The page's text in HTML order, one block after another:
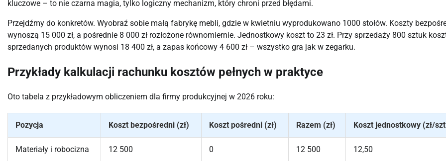
kluczowe – to nie czarna magia, tylko logiczny mechanizm, który chroni przed błędami.
Przejdźmy do konkretów. Wyobraź sobie małą fabrykę mebli, gdzie w kwietniu wyprodukowano 1000 stołów. Koszty
wynoszą 15 000 zł, a pośrednie 8 000 zł rozłożone równomiernie. Jednostkowy koszt to 23 zł. Przy sprzedaży 800 sztuk
sprzedanych produktów wynosi 18 400 zł, a zapas końcowy 4 600 zł – wszystko gra jak w zegarku.
Przykłady kalkulacji rachunku kosztów pełnych w praktyce
Oto tabela z przykładowym obliczeniem dla firmy produkcyjnej w 2026 roku:
Pozycja Koszt bezpośredni (zł) Koszt pośredni (zł) Razem (zł) Koszt jednostkowy (zł/
Materiały i robocizna 12 500 0 12 500 12,50